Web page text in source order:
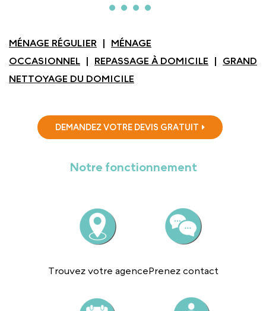
MÉNAGE RÉGULIER
MÉNAGE
OCCASIONNEL
REPASSAGE À DOMICILE
GRAND
NETTOYAGE DU DOMICILE
DEMANDEZ VOTRE DEVIS GRATUIT
Notre fonctionnement
Trouvez votre agencePrenez contact